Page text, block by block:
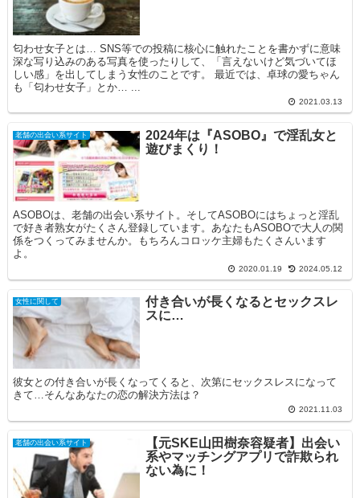
匂わせ女子とは… SNS等での投稿に核心に触れたことを書かずに意味
深な写り込みのある写真を使ったりして、「言えないけど気づいてほ
しい感」を出してしまう女性のことです。 最近では、卓球の愛ちゃん
も「匂わせ女子」とか… ...
2021.03.13
老舗の出会い系サイト
2024年は『ASOBO』で淫乱女と
遊びまくり！
ASOBOは、老舗の出会い系サイト。そしてASOBOにはちょっと淫乱
で好き者熟女がたくさん登録しています。あなたもASOBOで大人の関
係をつくってみませんか。もちろんコロッケ主婦もたくさんいます
よ。
2020.01.19 2024.05.12
女性に関して
付き合いが長くなるとセックスレ
スに…
彼女との付き合いが長くなってくると、次第にセックスレスになって
きて…そんなあなたの恋の解決方法は？
2021.11.03
老舗の出会い系サイト
【元SKE山田樹奈容疑者】出会い
系やマッチングアプリで詐欺られ
ない為に！